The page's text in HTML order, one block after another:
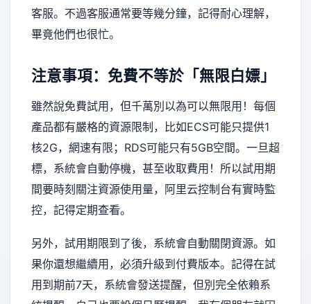
客服。不過客服通常要等幾分鐘，記得耐心理解，
畢竟他們也很忙。
注意事項：免費不等於「無限白嫖」
雖然說免費試用，但千萬別以為可以無限用！每個
產品都有嚴格的資源限制，比如ECS可能只提供1
核2G，網速有限；RDS可能只有5GB空間。一旦超
標，系統會自動停機，甚至收取費用！所以試用期
間要時刻關注資源使用量，阿里云控制台有實時監
控，記得定期查看。
另外，試用期限到了後，系統會自動關閉資源。如
果你還想繼續用，必須升級到付費版本。記得在試
用到期前7天，系統會發送提醒，但別完全依賴系